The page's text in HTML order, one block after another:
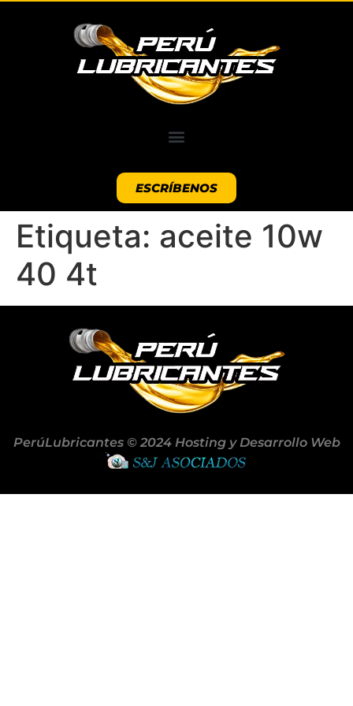
ESCRÍBENOS
Etiqueta: aceite 10w
40 4t
PerúLubricantes © 2024 Hosting y Desarrollo Web